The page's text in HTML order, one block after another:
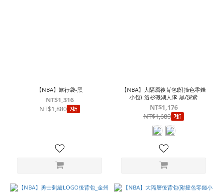
【NBA】旅行袋-黑
NT$1,316
NT$1,880 7折
【NBA】大隔層後背包(附撞色零錢
小包)_洛杉磯湖人隊-黑/深紫
NT$1,176
NT$1,680 7折